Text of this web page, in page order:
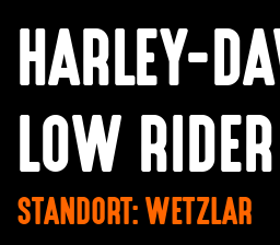
HARLEY-
LOW
STANDORT: WETZLAR